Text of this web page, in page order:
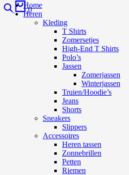
Home
Heren
Kleding
T Shirts
Zomersetjes
High-End T Shirts
Polo’s
Jassen
Zomerjassen
Winterjassen
Truien/Hoodie’s
Jeans
Shorts
Sneakers
Slippers
Accessoires
Heren tassen
Zonnebrillen
Petten
Riemen
0